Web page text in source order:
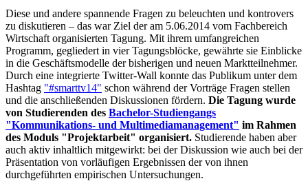
Diese und andere spannende Fragen zu beleuchten und kontrovers
zu diskutieren – das war Ziel der am 5.06.2014 vom Fachbereich
Wirtschaft organisierten Tagung. Mit ihrem umfangreichen
Programm, gegliedert in vier Tagungsblöcke, gewährte sie Einblicke
in die Geschäftsmodelle der bisherigen und neuen Marktteilnehmer.
Durch eine integrierte Twitter-Wall konnte das Publikum unter dem
Hashtag "#smarttv14" schon während der Vorträge Fragen stellen
und die anschließenden Diskussionen fördern. Die Tagung wurde
von Studierenden des Bachelor-Studiengangs
"Kommunikations- und Multimediamanagement" im Rahmen
des Moduls "Projektarbeit" organisiert. Studierende haben aber
auch aktiv inhaltlich mitgewirkt: bei der Diskussion wie auch bei der
Präsentation von vorläufigen Ergebnissen der von ihnen
durchgeführten empirischen Untersuchungen.